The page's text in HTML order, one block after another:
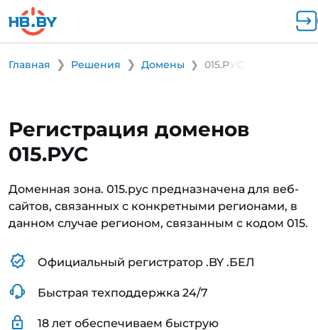
Главная Решения Домены 015.РУС
Регистрация доменов
015.РУС
Доменная зона. 015.рус предназначена для веб-
сайтов, связанных с конкретными регионами, в
данном случае регионом, связанным с кодом 015.
Официальный регистратор .BY .БЕЛ
Быстрая техподдержка 24/7
18 лет обеспечиваем быструю